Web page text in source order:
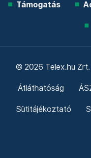
Támogatás
© 2026 Telex.hu Zrt.
Átláthatóság
Sütitájékoztató